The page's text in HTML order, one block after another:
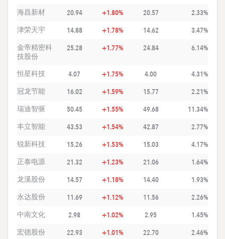
海昌新材 20.94 +1.80% 20.57 2.33%
津荣天宇 14.88 +1.78% 14.62 3.47%
金帝精密科
技股份
25.28 +1.77% 24.84 6.14%
恒星科技 4.07 +1.75% 4.00 4.31%
冠龙节能 16.02 +1.59% 15.77 2.21%
瑞迪智驱 50.45 +1.55% 49.68 11.34%
丰立智能 43.53 +1.54% 42.87 2.77%
锐新科技 15.26 +1.53% 15.03 4.17%
正泰电源 21.32 +1.23% 21.06 1.64%
龙溪股份 14.57 +1.18% 14.40 1.93%
永达股份 11.69 +1.12% 11.56 2.26%
中南文化 2.98 +1.02% 2.95 1.45%
宏德股份 22.93 +1.01% 22.70 2.46%